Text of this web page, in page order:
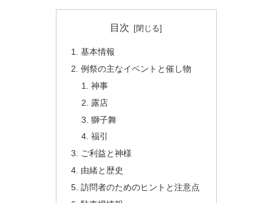
目次
基本情報
例祭の主なイベントと催し物
神事
露店
獅子舞
福引
ご利益と神様
由緒と歴史
訪問者のためのヒントと注意点